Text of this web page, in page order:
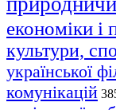
економіки і
культури,
української
комунікацій